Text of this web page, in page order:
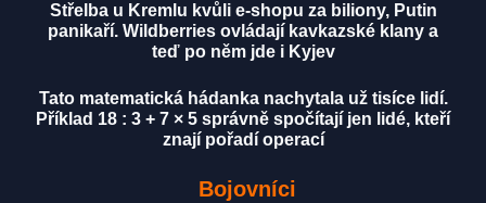
Střelba u Kremlu kvůli e-shopu za biliony, Putin
panikaří. Wildberries ovládají kavkazské klany a
teď po něm jde i Kyjev
Tato matematická hádanka nachytala už tisíce lidí.
Příklad 18 : 3 + 7 × 5 správně spočítají jen lidé, kteří
znají pořadí operací
Bojovníci